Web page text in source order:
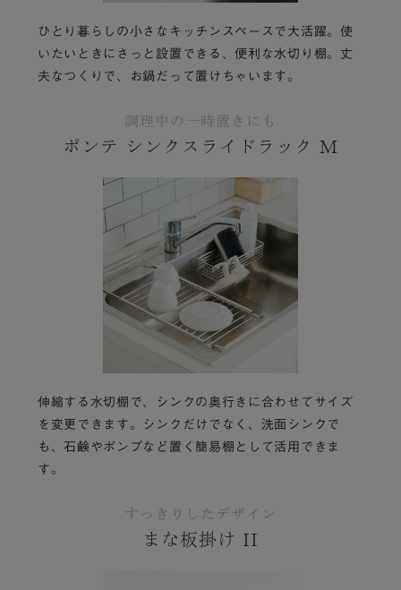
ひとり暮らしの小さなキッチンスペースで大活躍。使
いたいときにさっと設置できる、便利な水切り棚。丈
夫なつくりで、お鍋だって置けちゃいます。
調理中の一時置きにも
ポンテ シンクスライドラック M
伸縮する水切棚で、シンクの奥行きに合わせてサイズ
を変更できます。シンクだけでなく、洗面シンクで
も、石鹸やポンプなど置く簡易棚として活用できま
す。
すっきりしたデザイン
まな板掛け II